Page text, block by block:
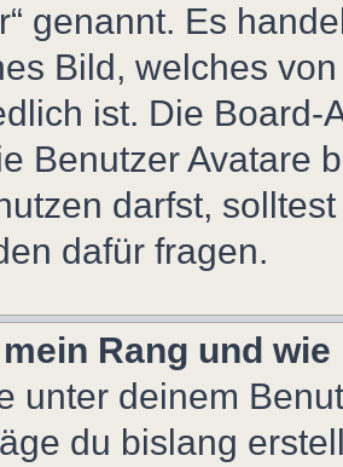
genannt. Es
Bild, welches
ist. Die
Benutzer Avatare
darfst,
dafür fragen.
Rang und
unter deinem
du bislang